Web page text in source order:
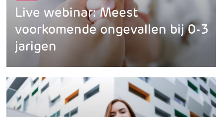
Live webinar: Meest
voorkomende ongevallen bij 0-3
jarigen